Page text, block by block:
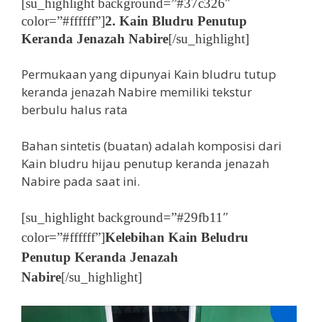
color=”#ffffff”]2. Kain Bludru Penutup
Keranda Jenazah Nabire[/su_highlight]
Permukaan yang dipunyai Kain bludru tutup
keranda jenazah Nabire memiliki tekstur
berbulu halus rata
Bahan sintetis (buatan) adalah komposisi dari
Kain bludru hijau penutup keranda jenazah
Nabire pada saat ini.
[su_highlight background=”#29fb11″
color=”#ffffff”]Kelebihan Kain Beludru
Penutup Keranda Jenazah
Nabire[/su_highlight]